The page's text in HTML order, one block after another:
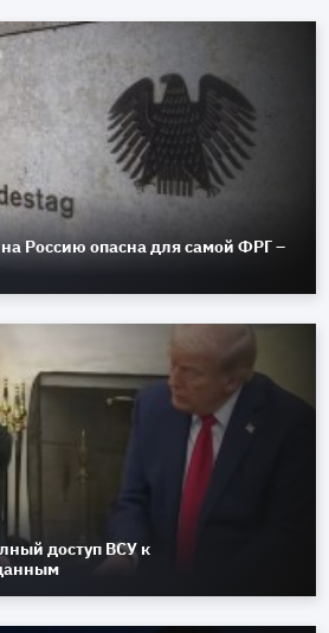
Россию опасна для самой ФРГ –
доступ ВСУ к